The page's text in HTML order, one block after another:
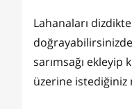
Lahanaları
sarımsağı ekleyip
üzerine